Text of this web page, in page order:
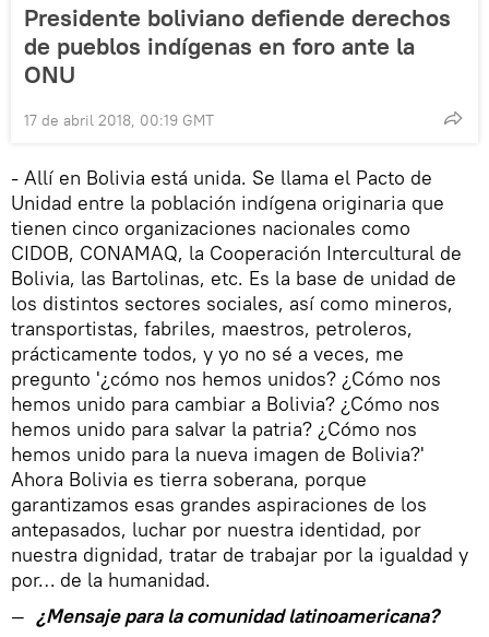
Presidente boliviano defiende derechos
de pueblos indígenas en foro ante la
ONU
17 de abril 2018, 00:19 GMT
- Allí en Bolivia está unida. Se llama el Pacto de
Unidad entre la población indígena originaria que
tienen cinco organizaciones nacionales como
CIDOB, CONAMAQ, la Cooperación Intercultural de
Bolivia, las Bartolinas, etc. Es la base de unidad de
los distintos sectores sociales, así como mineros,
transportistas, fabriles, maestros, petroleros,
prácticamente todos, y yo no sé a veces, me
pregunto '¿cómo nos hemos unidos? ¿Cómo nos
hemos unido para cambiar a Bolivia? ¿Cómo nos
hemos unido para salvar la patria? ¿Cómo nos
hemos unido para la nueva imagen de Bolivia?'
Ahora Bolivia es tierra soberana, porque
garantizamos esas grandes aspiraciones de los
antepasados, luchar por nuestra identidad, por
nuestra dignidad, tratar de trabajar por la igualdad y
por… de la humanidad.
— ¿Mensaje para la comunidad latinoamericana?